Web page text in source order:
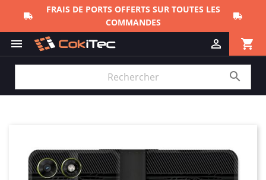
FRAIS DE PORTS OFFERTS SUR TOUTES LES
COMMANDES
 shopping_cart

